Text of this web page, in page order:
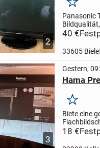
2
Merken
Panasonic
40 €
33605
3
Gestern,
Hama
Merken
Biete eine
ermöglicht
18 €